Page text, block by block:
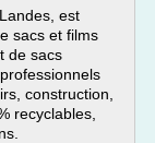
est
sacs et films
de sacs
construction,
recyclables,